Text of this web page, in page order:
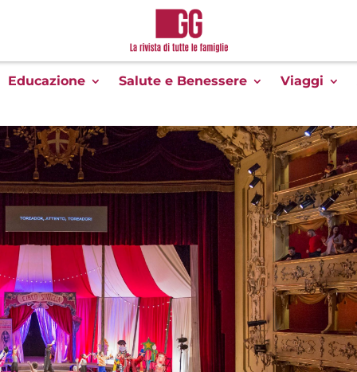
Educazione Salute e Benessere Viaggi